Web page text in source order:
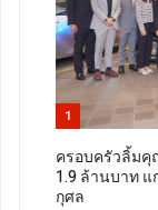
1
ครอบครัวลิ้มคุ
1.9 ล้านบาท
กุศล